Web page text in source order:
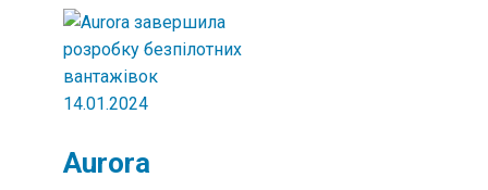
14.01.2024
Aurora